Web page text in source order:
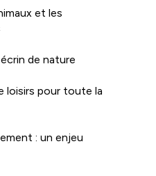
et les
de nature
loisirs pour toute la
: un enjeu